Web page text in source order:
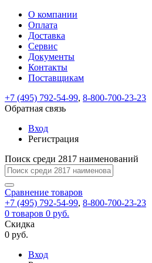
ВходРегистрация
test@example.com
отправлена
по
ней
завершения
регистрации.
Ок
Запомнить
меня
Забыли
Восстановление
пароля
Заполните
форму.
Мы
отправим
ссылку
указанный
электронный
перейдя
по
которой
вы
задать
На
вашу
почту
test@test.ru
ссылка.
Перейдите
по
для
смены
пароля.
Введите
новый
пароль
Сменить
Пароль
успешно
восстановлен
Обратная
связь
Сообщение
пользовательского
сообщение
успешно
отправлено.
О компании
Оплата
Доставка
Сервис
Документы
Контакты
Поставщикам
+7 (495) 792-54-99, 8-800-700-23-23
Обратная связь
Вход
Регистрация
Поиск среди 2817 наименований
Сравнение товаров
+7 (495) 792-54-99, 8-800-700-23-23
0 товаров 0 руб.
Скидка
0 руб.
Вход